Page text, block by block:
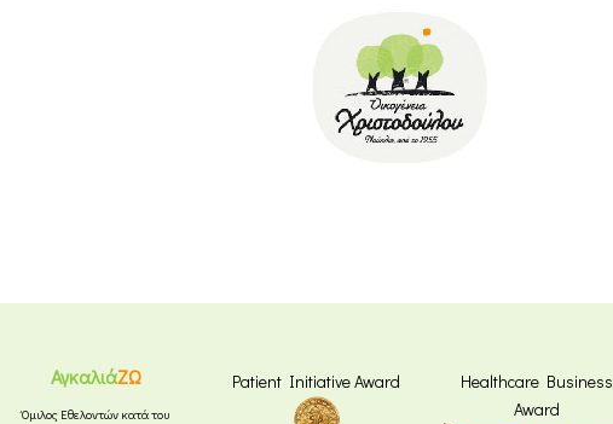
ΑγκαλιάΖΩ
Όμιλος Εθελοντών κατά του
Patient Initiative Award
Healthcare Business
Award